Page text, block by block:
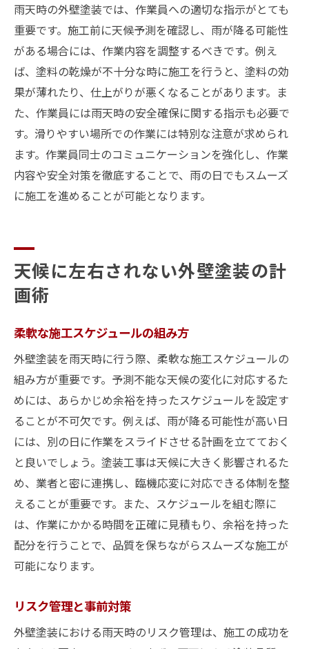
雨天時の外壁塗装では、作業員への適切な指示がとても
重要です。施工前に天候予測を確認し、雨が降る可能性
がある場合には、作業内容を調整するべきです。例え
ば、塗料の乾燥が不十分な時に施工を行うと、塗料の効
果が薄れたり、仕上がりが悪くなることがあります。ま
た、作業員には雨天時の安全確保に関する指示も必要で
す。滑りやすい場所での作業には特別な注意が求められ
ます。作業員同士のコミュニケーションを強化し、作業
内容や安全対策を徹底することで、雨の日でもスムーズ
に施工を進めることが可能となります。
天候に左右されない外壁塗装の計
画術
柔軟な施工スケジュールの組み方
外壁塗装を雨天時に行う際、柔軟な施工スケジュールの
組み方が重要です。予測不能な天候の変化に対応するた
めには、あらかじめ余裕を持ったスケジュールを設定す
ることが不可欠です。例えば、雨が降る可能性が高い日
には、別の日に作業をスライドさせる計画を立てておく
と良いでしょう。塗装工事は天候に大きく影響されるた
め、業者と密に連携し、臨機応変に対応できる体制を整
えることが重要です。また、スケジュールを組む際に
は、作業にかかる時間を正確に見積もり、余裕を持った
配分を行うことで、品質を保ちながらスムーズな施工が
可能になります。
リスク管理と事前対策
外壁塗装における雨天時のリスク管理は、施工の成功を